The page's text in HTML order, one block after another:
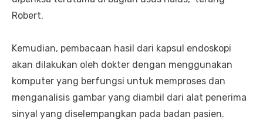
Robert.
Kemudian, pembacaan hasil dari kapsul endoskopi
akan dilakukan oleh dokter dengan menggunakan
komputer yang berfungsi untuk memproses dan
menganalisis gambar yang diambil dari alat penerima
sinyal yang diselempangkan pada badan pasien.